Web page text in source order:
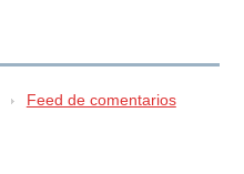
Feed de comentarios